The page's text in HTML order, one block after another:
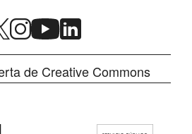
de Creative Commons